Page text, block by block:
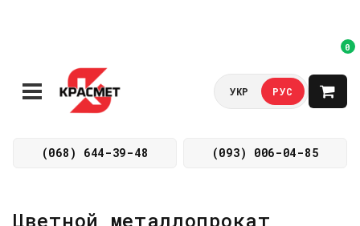
(068) 644-39-48 (093) 006-04-85
УКР РУС
0
Цветной металлопрокат